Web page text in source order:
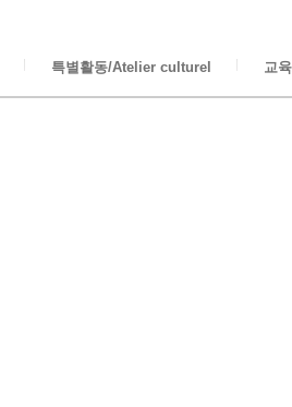
특별활동/Atelier culturel 교